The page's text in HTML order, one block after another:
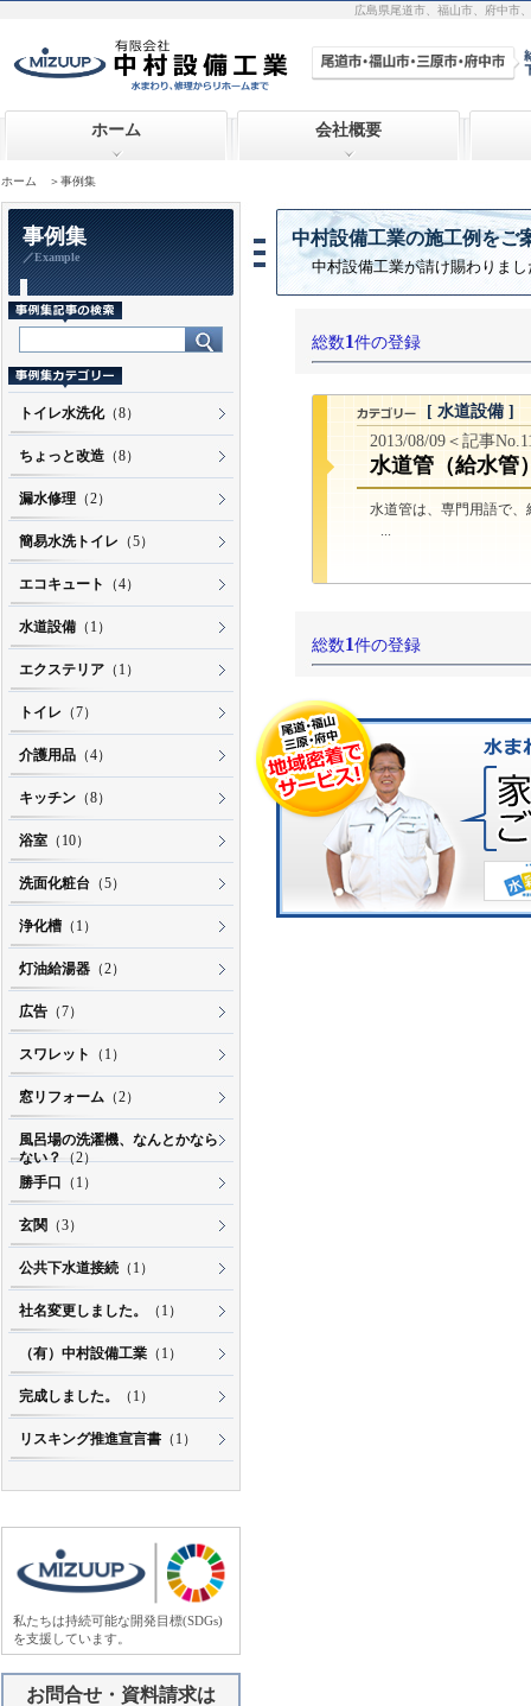
広島県尾道市、福山市、府中市
ホーム 会社概要
ホーム ＞事例集
事例集
／Example
中村設備工業の施工例をご
中村設備工業が請け賜わりま
総数1件の登録
[ 水道設備 ]
2013/08/09＜記事
水道管（給水管
水道管は、専門用語で
総数1件の登録
トイレ水洗化（8）
ちょっと改造 （8）
漏水修理 （2）
簡易水洗トイレ （5）
エコキュート （4）
水道設備 （1）
エクステリア （1）
トイレ （7）
介護用品 （4）
キッチン （8）
浴室 （10）
洗面化粧台 （5）
浄化槽 （1）
灯油給湯器 （2）
広告 （7）
スワレット （1）
窓リフォーム （2）
風呂場の洗濯機、なんとかなら
ない？（2）
勝手口
（1）
玄関 （3）
公共下水道接続 （1）
社名変更しました。 （1）
（有）中村設備工業 （1）
完成しました。 （1）
リスキング推進宣言書 （1）
私たちは持続可能な開発目標(SDGs)
を支援しています。
お問合せ・資料請求は